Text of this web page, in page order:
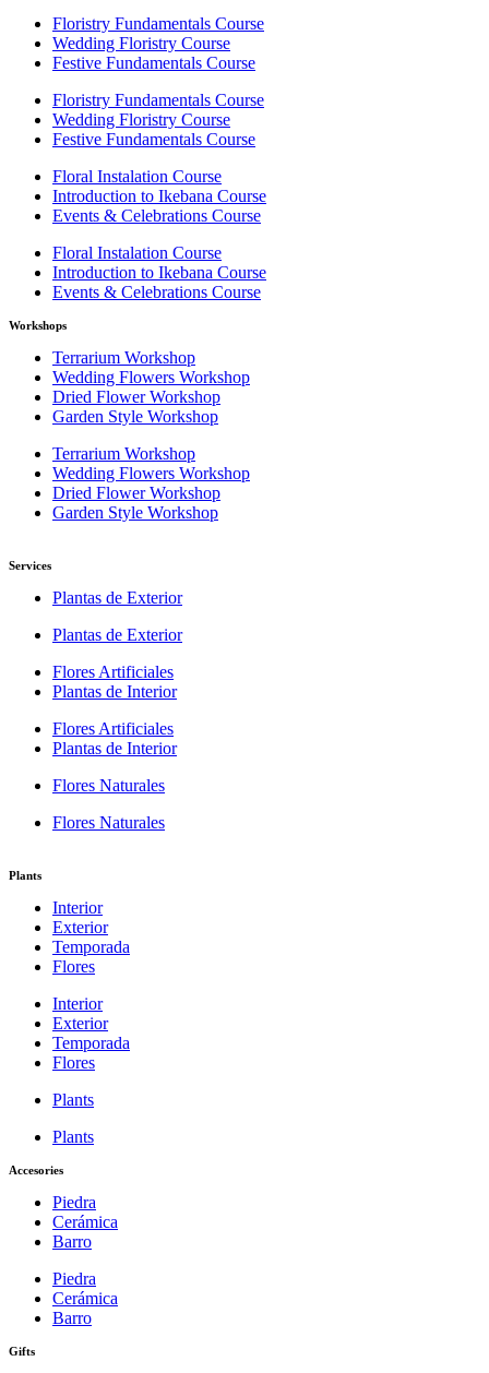
Floristry Fundamentals Course
Wedding Floristry Course
Festive Fundamentals Course
Floristry Fundamentals Course
Wedding Floristry Course
Festive Fundamentals Course
Floral Instalation Course
Introduction to Ikebana Course
Events & Celebrations Course
Floral Instalation Course
Introduction to Ikebana Course
Events & Celebrations Course
Workshops
Terrarium Workshop
Wedding Flowers Workshop
Dried Flower Workshop
Garden Style Workshop
Terrarium Workshop
Wedding Flowers Workshop
Dried Flower Workshop
Garden Style Workshop
Services
Plantas de Exterior
Plantas de Exterior
Flores Artificiales
Plantas de Interior
Flores Artificiales
Plantas de Interior
Flores Naturales
Flores Naturales
Plants
Interior
Exterior
Temporada
Flores
Interior
Exterior
Temporada
Flores
Plants
Plants
Accesories
Piedra
Cerámica
Barro
Piedra
Cerámica
Barro
Gifts